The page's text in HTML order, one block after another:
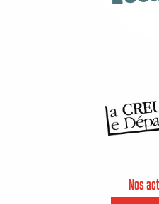
Nos